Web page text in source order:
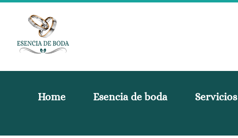
Home Esencia de boda Servicios